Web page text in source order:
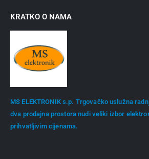
KRATKO O NAMA
MS ELEKTRONIK s.p. Trgovačko uslužna
dva prodajna prostora nudi veliki izbor
prihvatljivim cijenama.